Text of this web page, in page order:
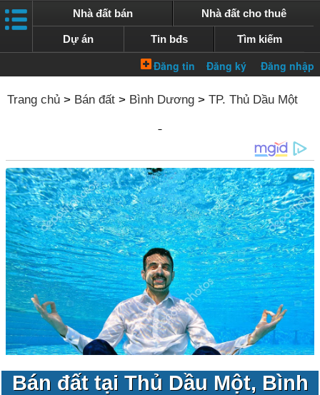
Nhà đất bán Nhà đất cho thuê
Dự án Tin bđs Tìm kiếm
Trang chủ > Bán đất > Bình Dương > TP. Thủ Dầu Một
Bán đất tại Thủ Dầu Một, Bình